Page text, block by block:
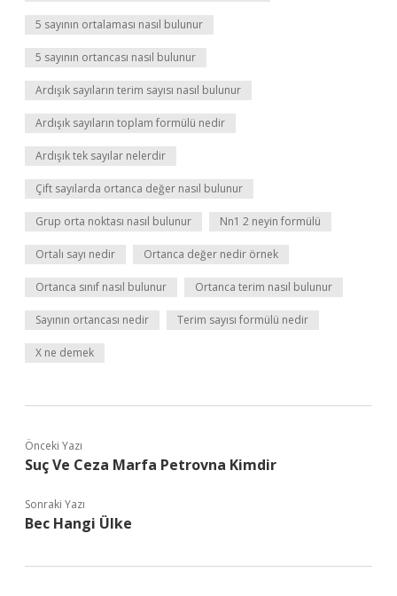
5 sayının ortalaması nasıl bulunur
5 sayının ortancası nasıl bulunur
Ardışık sayıların terim sayısı nasıl bulunur
Ardışık sayıların toplam formülü nedir
Ardışık tek sayılar nelerdir
Çift sayılarda ortanca değer nasıl bulunur
Grup orta noktası nasıl bulunur Nn1 2 neyin formülü
Ortalı sayı nedir Ortanca değer nedir örnek
Ortanca sınıf nasıl bulunur Ortanca terim nasıl bulunur
Sayının ortancası nedir Terim sayısı formülü nedir
X ne demek
Önceki Yazı
Suç Ve Ceza Marfa Petrovna Kimdir
Sonraki Yazı
Bec Hangi Ülke